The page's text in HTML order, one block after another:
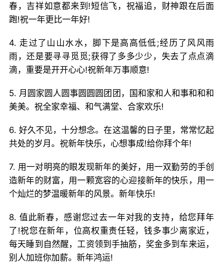
春，吉祥如意都来到!短信飞，祝福追，财神跟在后面
跑!祝一年更比一年好!
4. 走过了山山水水，脚下是高高低低;经历了风风雨
雨，还是要寻寻觅觅;获得了多多少少，失去了点点滴
滴，重要是开开心心!祝新年万事顺意!
5. 月圆家圆人圆事圆圆圆团团，国和家和人和事和和和
美美。祝全家幸福、和气满堂、合家欢乐!
6. 好久不见，十分想念。在这温馨的日子里，常常忆起
共处的岁月。祝新年快乐，心想事成!给你拜个年!
7. 用一对明亮的眼发现新年的美好，用一双勤劳的手创
造新年的财富，用一颗宽容的心迎接新年的快乐，用一
个灿烂的梦温暖新年的风景。新年快乐!
8. 值此新春，感谢您过去一年对我的支持，给您拜年
了!祝您在新年，位高权重责任轻，钱多事少离家近，
每天睡到自然醒，工资领到手抽筋，奖金多到车来运，
别人加班你加薪。新年鸿运!